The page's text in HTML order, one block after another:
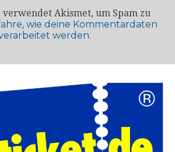
verwendet Akismet, um Spam zu
wie deine Kommentardaten
werden.